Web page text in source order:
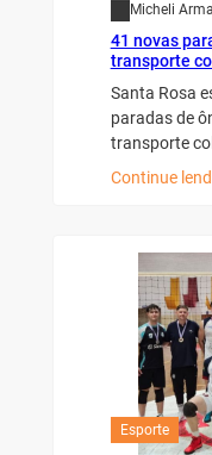
Micheli
41 novas
transporte
Santa Rosa
paradas de
transporte
Continue
Esporte